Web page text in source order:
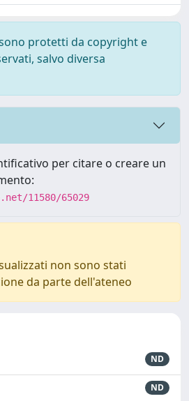
protetti da copyright e
salvo diversa
per citare o creare un
11580/65029
non sono stati
da parte dell'ateneo
ND
ND